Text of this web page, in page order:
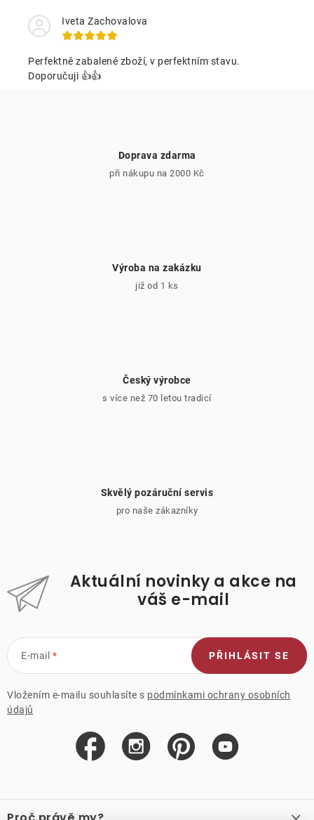
Iveta Zachovalova
Perfektně zabalené zboží, v perfektním stavu.
Doporučuji 👍👍
Doprava zdarma
při nákupu na 2000 Kč
Výroba na zakázku
již od 1 ks
Český výrobce
s více než 70 letou tradicí
Skvělý pozáruční servis
pro naše zákazníky
Aktuální novinky a akce na
váš e-mail
E-mail
Vložením e-mailu souhlasíte s podmínkami ochrany osobních
údajů
PŘIHLÁSIT SE
á